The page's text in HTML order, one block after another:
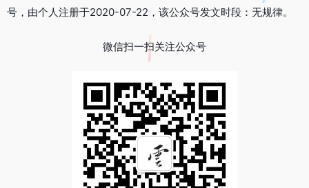
号，由个人注册于2020-07-22，该公众号发文时段：无规律。
微信扫一扫关注公众号